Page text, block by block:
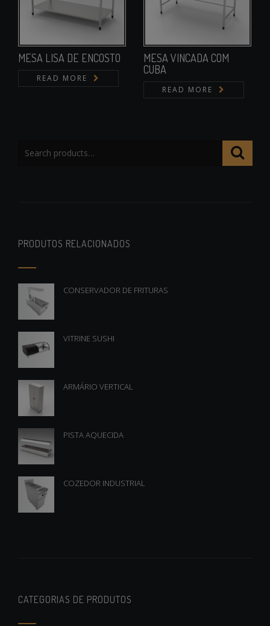
MESA LISA DE ENCOSTO
READ MORE
MESA VINCADA COM
CUBA
READ MORE
PRODUTOS RELACIONADOS
CONSERVADOR DE FRITURAS
VITRINE SUSHI
ARMÁRIO VERTICAL
PISTA AQUECIDA
COZEDOR INDUSTRIAL
CATEGORIAS DE PRODUTOS